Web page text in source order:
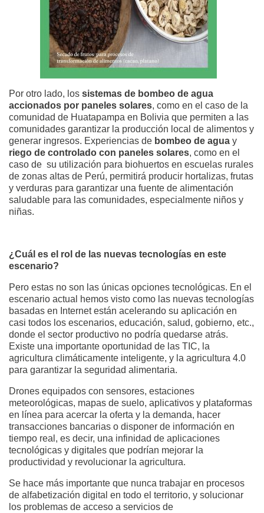
Por otro lado, los sistemas de bombeo de agua
accionados por paneles solares, como en el caso de la
comunidad de Huatapampa en Bolivia que permiten a las
comunidades garantizar la producción local de alimentos y
generar ingresos. Experiencias de bombeo de agua y
riego de controlado con paneles solares, como en el
caso de su utilización para biohuertos en escuelas rurales
de zonas altas de Perú, permitirá producir hortalizas, frutas
y verduras para garantizar una fuente de alimentación
saludable para las comunidades, especialmente niños y
niñas.
¿Cuál es el rol de las nuevas tecnologías en este
escenario?
Pero estas no son las únicas opciones tecnológicas. En el
escenario actual hemos visto como las nuevas tecnologías
basadas en Internet están acelerando su aplicación en
casi todos los escenarios, educación, salud, gobierno, etc.,
donde el sector productivo no podría quedarse atrás.
Existe una importante oportunidad de las TIC, la
agricultura climáticamente inteligente, y la agricultura 4.0
para garantizar la seguridad alimentaria.
Drones equipados con sensores, estaciones
meteorológicas, mapas de suelo, aplicativos y plataformas
en línea para acercar la oferta y la demanda, hacer
transacciones bancarias o disponer de información en
tiempo real, es decir, una infinidad de aplicaciones
tecnológicas y digitales que podrían mejorar la
productividad y revolucionar la agricultura.
Se hace más importante que nunca trabajar en procesos
de alfabetización digital en todo el territorio, y solucionar
los problemas de acceso a servicios de